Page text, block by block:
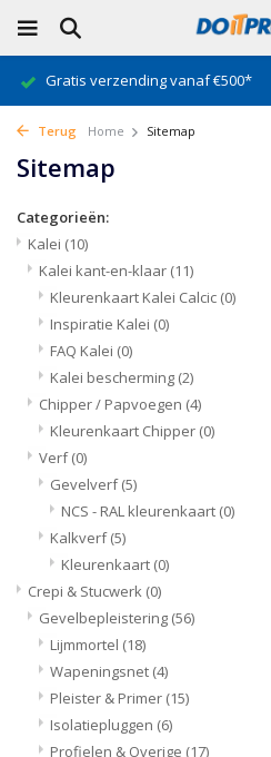
Gratis verzending vanaf €500*
Terug Home Sitemap
Sitemap
Categorieën:
Kalei (10)
Kalei kant-en-klaar (11)
Kleurenkaart Kalei Calcic (0)
Inspiratie Kalei (0)
FAQ Kalei (0)
Kalei bescherming (2)
Chipper / Papvoegen (4)
Kleurenkaart Chipper (0)
Verf(0)
Gevelverf(5)
NCS - RAL kleurenkaart (0)
Kalkverf(5)
Kleurenkaart (0)
Crepi & Stucwerk (0)
Gevelbepleistering (56)
Lijmmortel (18)
Wapeningsnet (4)
Pleister & Primer (15)
Isolatiepluggen (6)
Profielen & Overige (17)